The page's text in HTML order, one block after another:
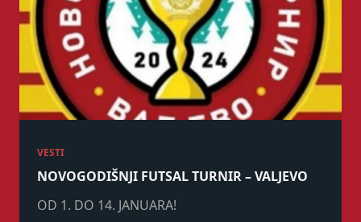
VESTI
NOVOGODIŠNJI FUTSAL TURNIR – VALJEVO
OD 1. DO 14. JANUARA!